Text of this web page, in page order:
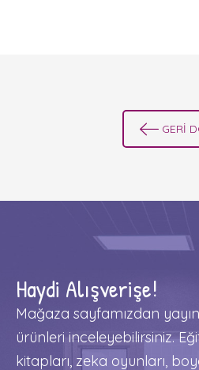
GERİ
Haydi Alışverişe!
Mağaza sayfamızdan
ürünleri inceleyebilirsiniz.
kitapları, zeka oyunları,